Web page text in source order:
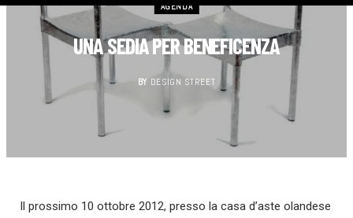
AGENDA
UNA SEDIA PER BENEFICENZA
BY DESIGN STREET
Il prossimo 10 ottobre 2012, presso la casa d’aste olandese